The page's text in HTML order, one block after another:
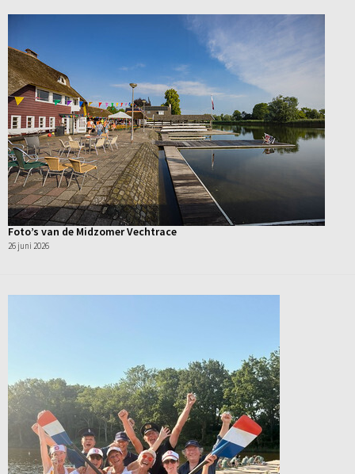
Foto’s van de Midzomer Vechtrace
26 juni 2026